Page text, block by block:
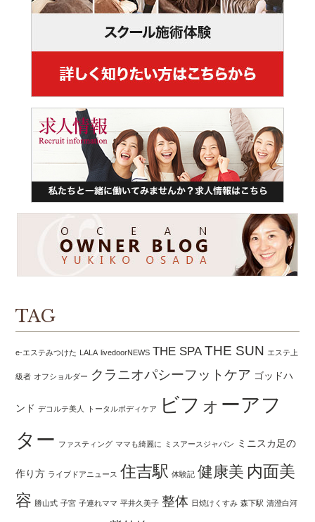
TAG
e-エステみつけた LALA livedoorNEWS THE SPA THE SUN エステ上
級者 オフショルダー クラニオパシーフットケア ゴッドハ
ンド デコルテ美人 トータルボディケア
ビフォーアフ
ター ファスティング ママも綺麗に ミスアースジャパン ミニスカ足の
作り方 ライブドアニュース 住吉駅 体験記 健康美 内面美
容 勝山式 子宮 子連れママ 平井久美子 整体 日焼けくすみ 森下駅 清澄白河